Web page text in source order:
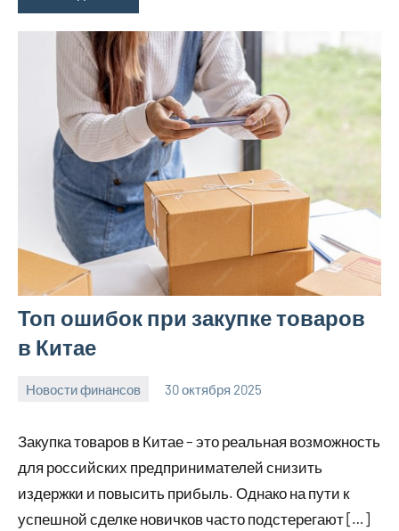
Топ ошибок при закупке товаров
в Китае
Новости финансов 30 октября 2025
Закупка товаров в Китае – это реальная возможность
для российских предпринимателей снизить
издержки и повысить прибыль. Однако на пути к
успешной сделке новичков часто подстерегают […]